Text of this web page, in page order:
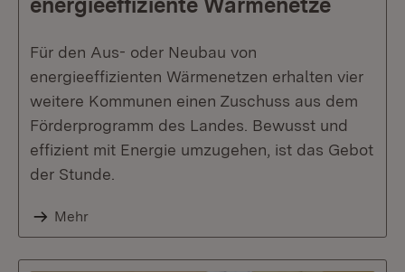
Für den Aus- oder Neubau von
energieeffizienten Wärmenetzen erhalten vier
weitere Kommunen einen Zuschuss aus dem
Förderprogramm des Landes. Bewusst und
effizient mit Energie umzugehen, ist das Gebot
der Stunde.
Mehr